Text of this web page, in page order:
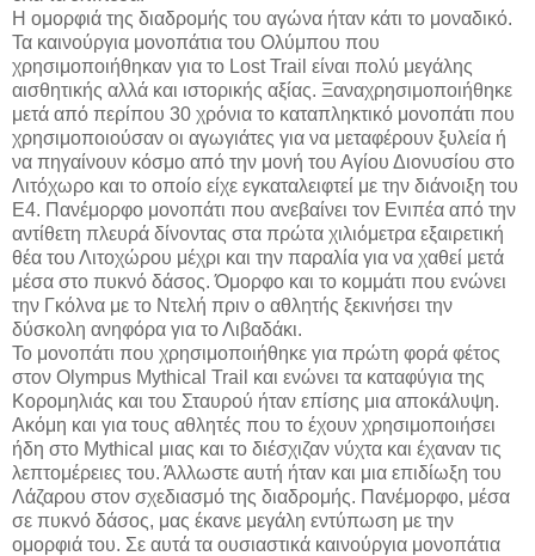
Η ομορφιά της διαδρομής του αγώνα ήταν κάτι το μοναδικό.
Τα καινούργια μονοπάτια του Ολύμπου που
χρησιμοποιήθηκαν για το Lost Trail είναι πολύ μεγάλης
αισθητικής αλλά και ιστορικής αξίας. Ξαναχρησιμοποιήθηκε
μετά από περίπου 30 χρόνια το καταπληκτικό μονοπάτι που
χρησιμοποιούσαν οι αγωγιάτες για να μεταφέρουν ξυλεία ή
να πηγαίνουν κόσμο από την μονή του Αγίου Διονυσίου στο
Λιτόχωρο και το οποίο είχε εγκαταλειφτεί με την διάνοιξη του
Ε4. Πανέμορφο μονοπάτι που ανεβαίνει τον Ενιπέα από την
αντίθετη πλευρά δίνοντας στα πρώτα χιλιόμετρα εξαιρετική
θέα του Λιτοχώρου μέχρι και την παραλία για να χαθεί μετά
μέσα στο πυκνό δάσος. Όμορφο και το κομμάτι που ενώνει
την Γκόλνα με το Ντελή πριν ο αθλητής ξεκινήσει την
δύσκολη ανηφόρα για το Λιβαδάκι.
Το μονοπάτι που χρησιμοποιήθηκε για πρώτη φορά φέτος
στον Olympus Mythical Trail και ενώνει τα καταφύγια της
Κορομηλιάς και του Σταυρού ήταν επίσης μια αποκάλυψη.
Ακόμη και για τους αθλητές που το έχουν χρησιμοποιήσει
ήδη στο Mythical μιας και το διέσχιζαν νύχτα και έχαναν τις
λεπτομέρειες του. Άλλωστε αυτή ήταν και μια επιδίωξη του
Λάζαρου στον σχεδιασμό της διαδρομής. Πανέμορφο, μέσα
σε πυκνό δάσος, μας έκανε μεγάλη εντύπωση με την
ομορφιά του. Σε αυτά τα ουσιαστικά καινούργια μονοπάτια